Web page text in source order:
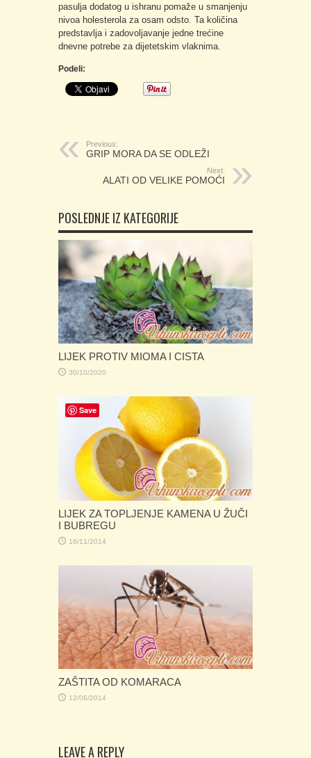
pasulja dodatog u ishranu pomaže u smanjenju
nivoa holesterola za osam odsto. Ta količina
predstavlja i zadovoljavanje jedne trećine
dnevne potrebe za dijetetskim vlaknima.
Podeli:
Previous:
GRIP MORA DA SE ODLEŽI
Next:
ALATI OD VELIKE POMOĆI
POSLEDNJE IZ KATEGORIJE
LIJEK PROTIV MIOMA I CISTA
30/10/2020
LIJEK ZA TOPLJENJE KAMENA U ŽUČI
I BUBREGU
16/11/2014
ZAŠTITA OD KOMARACA
12/06/2014
LEAVE A REPLY
Save